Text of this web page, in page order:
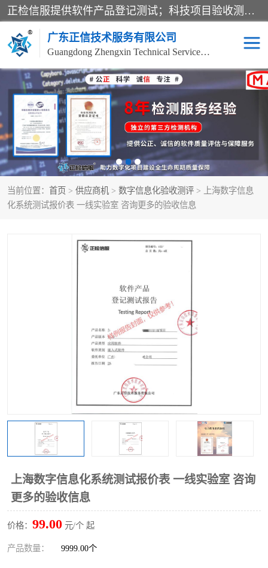
正检信服提供软件产品登记测试；科技项目验收测试；产品确认测试；功能测试；性能测试；安全测试；代码审计测试；漏洞扫描测试；渗透测试；风险评估测试；信息安全等级保护测评；双软认定；实验室建设质量体系建设；软件着作权、软件评测等服务。
广东正信技术服务有限公司
Guangdong Zhengxin Technical Service Co., Ltd
当前位置： 首页 > 供应商机 > 数字信息化验收测评 > 上海数字信息
化系统测试报价表 一线实验室 咨询更多的验收信息
上海数字信息化系统测试报价表 一线实验室 咨询
更多的验收信息
价格： 99.00 元/个 起
产品数量： 9999.00个
电子政务验收测评 数字信息化验收测评
应用软件系统测试 信息系统漏洞扫描
科技成果鉴定测试 软件产品登记测试
信息安全风险评估 系统性能效率测试